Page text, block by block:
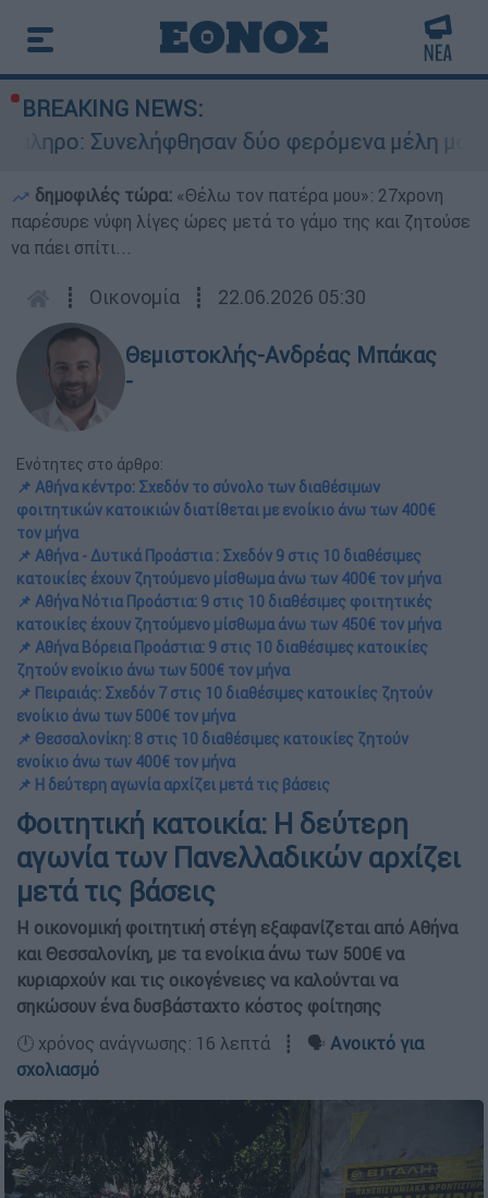
BREAKING NEWS:
δύο φερόμενα μέλη μαφίας - Οι
δημοφιλές τώρα: «Θέλω τον πατέρα μου»: 27χρονη
παρέσυρε νύφη λίγες ώρες μετά το γάμο της και ζητούσε
να πάει σπίτι...
┋ Οικονομία ┋ 22.06.2026 05:30
Θεμιστοκλής-Ανδρέας Μπάκας
-
Ενότητες στο άρθρο:
📌 Αθήνα κέντρο: Σχεδόν το σύνολο των διαθέσιμων
φοιτητικών κατοικιών διατίθεται με ενοίκιο άνω των 400€
τον μήνα
📌 Αθήνα - Δυτικά Προάστια : Σχεδόν 9 στις 10 διαθέσιμες
κατοικίες έχουν ζητούμενο μίσθωμα άνω των 400€ τον μήνα
📌 Αθήνα Νότια Προάστια: 9 στις 10 διαθέσιμες φοιτητικές
κατοικίες έχουν ζητούμενο μίσθωμα άνω των 450€ τον μήνα
📌 Αθήνα Βόρεια Προάστια: 9 στις 10 διαθέσιμες κατοικίες
ζητούν ενοίκιο άνω των 500€ τον μήνα
📌 Πειραιάς: Σχεδόν 7 στις 10 διαθέσιμες κατοικίες ζητούν
ενοίκιο άνω των 500€ τον μήνα
📌 Θεσσαλονίκη: 8 στις 10 διαθέσιμες κατοικίες ζητούν
ενοίκιο άνω των 400€ τον μήνα
📌 Η δεύτερη αγωνία αρχίζει μετά τις βάσεις
Φοιτητική κατοικία: Η δεύτερη
αγωνία των Πανελλαδικών αρχίζει
μετά τις βάσεις
Η οικονομική φοιτητική στέγη εξαφανίζεται από Αθήνα
και Θεσσαλονίκη, με τα ενοίκια άνω των 500€ να
κυριαρχούν και τις οικογένειες να καλούνται να
σηκώσουν ένα δυσβάσταχτο κόστος φοίτησης
🕛 χρόνος ανάγνωσης: 16 λεπτά ┋ 🗣️ Ανοικτό για
σχολιασμό